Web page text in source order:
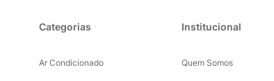
Categorias
Ar Condicionado
Institucional
Quem Somos